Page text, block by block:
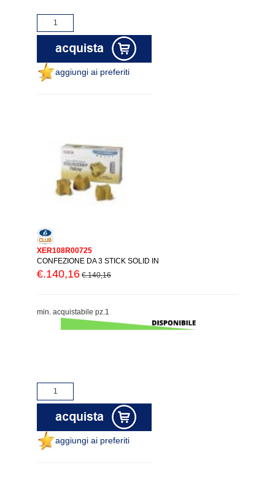
aggiungi ai preferiti
XER108R00725
CONFEZIONE DA 3 STICK SOLID IN
€.140,16 €.140,16
min. acquistabile pz.1
aggiungi ai preferiti